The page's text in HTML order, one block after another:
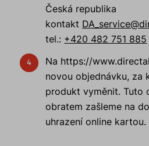
Česká republika
kontakt
tel.: +420 482 751 885
Na https://
novou objednávku, za
produkt vyměnit. Tuto
obratem zašleme na
uhrazení online kartou.